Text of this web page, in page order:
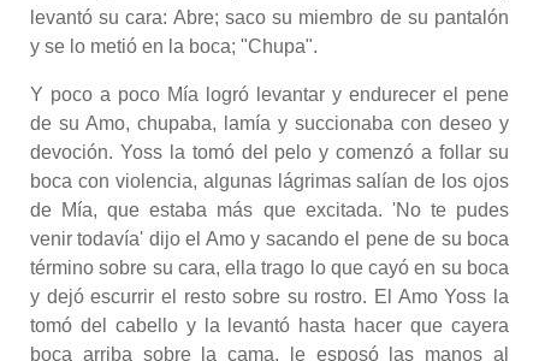
levantó su cara: Abre; saco su miembro de su pantalón
y se lo metió en la boca; "Chupa".
Y poco a poco Mía logró levantar y endurecer el pene
de su Amo, chupaba, lamía y succionaba con deseo y
devoción. Yoss la tomó del pelo y comenzó a follar su
boca con violencia, algunas lágrimas salían de los ojos
de Mía, que estaba más que excitada. 'No te pudes
venir todavía' dijo el Amo y sacando el pene de su boca
término sobre su cara, ella trago lo que cayó en su boca
y dejó escurrir el resto sobre su rostro. El Amo Yoss la
tomó del cabello y la levantó hasta hacer que cayera
boca arriba sobre la cama, le esposó las manos al